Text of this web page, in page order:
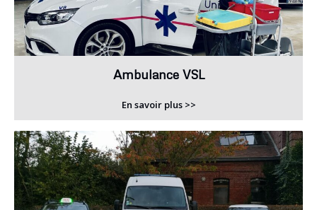
Ambulance VSL
En savoir plus >>